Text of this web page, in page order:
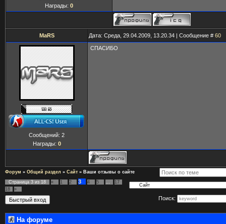
Награды: 0
MaRS Дата: Среда, 29.04.2009, 13.20.34 | Сообщение # 60
Сообщений: 2
Награды: 0
СПАСИБО
Форум » Общий раздел » Сайт » Ваши отзывы о сайте
Страница 3 из 18 « 1 2 3 4 5 …
17
18
»
Поиск:
На форуме